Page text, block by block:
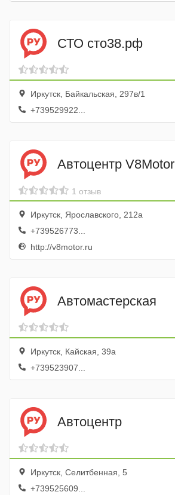
СТО сто38.рф
Иркутск, Байкальская, 297в/1
+739529922...
Автоцентр V8Motor
1 отзыв
Иркутск, Ярославского, 212а
+739526773...
http://v8motor.ru
Автомастерская
Иркутск, Кайская, 39а
+739523907...
Автоцентр
Иркутск, Селитбенная, 5
+739525609...